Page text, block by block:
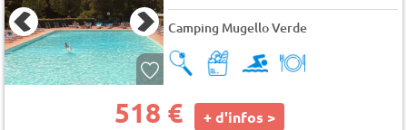
Camping Mugello Verde
518 € + d'infos >